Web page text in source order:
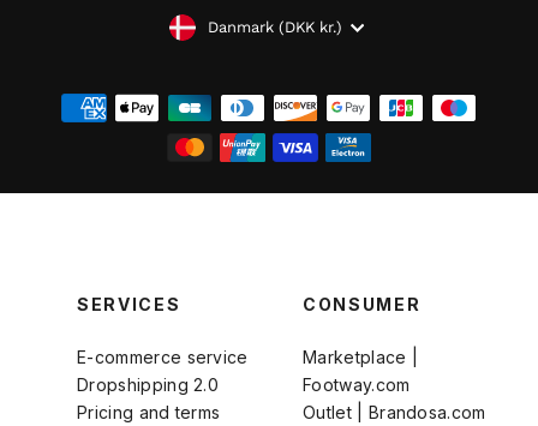
VALUTADanmark (DKK kr.)
SERVICES
E-commerce service
Dropshipping 2.0
Pricing and terms
CONSUMER
Marketplace |
Footway.com
Outlet | Brandosa.com